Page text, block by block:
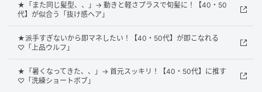
★「また同じ髪型、、」→ 動きと軽さプラスで旬髪に！【40・50
代】が似合う「抜け感ヘア」
★派手すぎないから即マネしたい！【40・50代】が即こなれる
♡「上品ウルフ」
★「暑くなってきた、、」→ 首元スッキリ！【40・50代】に推す
♡「洗練ショートボブ」